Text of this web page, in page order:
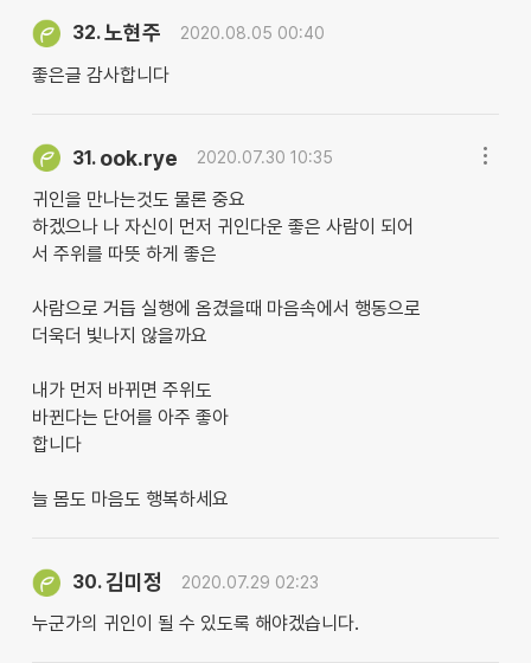
32.노현주 2020.08.05 00:40
좋은글 감사합니다
31. ook.rye 2020.07.30 10:35
귀인을 만나는것도 물론 중요
하겠으나 나 자신이 먼저 귀인다운 좋은 사람이 되어
서 주위를 따뜻 하게 좋은
사람으로 거듭 실행에 옴겼을때 마음속에서 행동으로
더욱더 빛나지 않을까요
내가 먼저 바뀌면 주위도
바뀐다는 단어를 아주 좋아
합니다
늘 몸도 마음도 행복하세요
30.김미정 2020.07.29 02:23
누군가의 귀인이 될 수 있도록 해야겠습니다.